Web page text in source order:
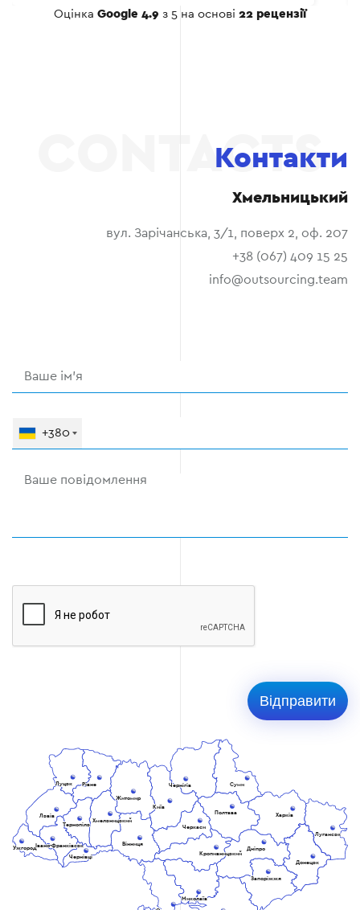
допомагає заощадити час
Оцінка Google 4.9 з 5 на основі 22 рецензії
Львів
Луцьк Рівне
Вінниця
Хмельницький
Житомир
Чернівці
УжгородІвано-Франківськ
Тернопіль
Київ
Чернігів Суми
Полтава Харків
Луганськ
Донецьк
Дніпро
Черкаси
Кропивницький
Запоріжжя
Миколаїв
Контакти
Хмельницький
вул. Зарічанська, 3/1, поверх 2, оф. 207
+38 (067) 409 15 25
info@outsourcing.team
+380